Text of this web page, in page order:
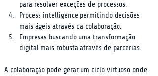
para resolver exceções de processos.
Process intelligence permitindo decisões
mais ágeis através da colaboração.
Empresas buscando uma transformação
digital mais robusta através de parcerias.
A colaboração pode gerar um ciclo virtuoso onde